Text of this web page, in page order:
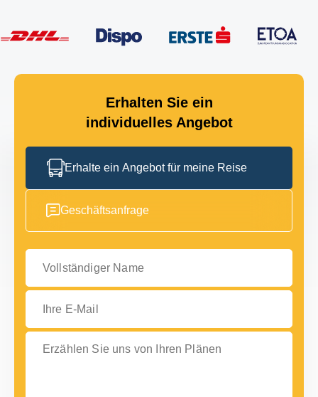
Erhalten Sie ein
individuelles Angebot
Erhalte ein Angebot für meine Reise
Geschäftsanfrage
Vollständiger Name
Ihre E-Mail
Erzählen Sie uns von Ihren Plänen